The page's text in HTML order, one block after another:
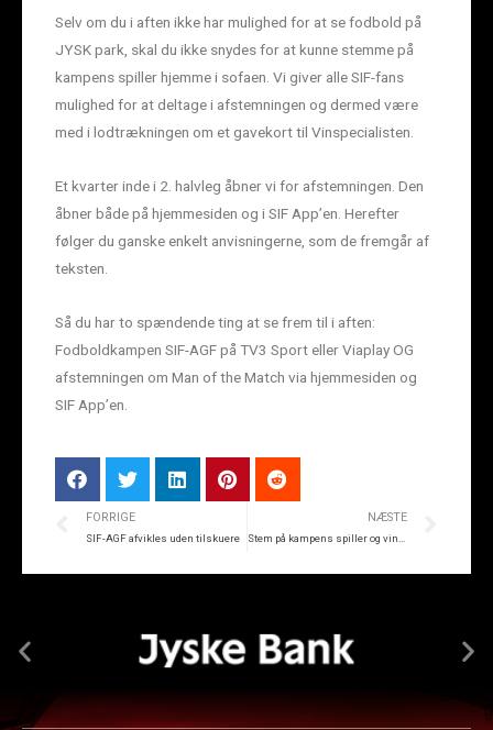
Selv om du i aften ikke har mulighed for at se fodbold på
JYSK park, skal du ikke snydes for at kunne stemme på
kampens spiller hjemme i sofaen. Vi giver alle SIF-fans
mulighed for at deltage i afstemningen og dermed være
med i lodtrækningen om et gavekort til Vinspecialisten.
Et kvarter inde i 2. halvleg åbner vi for afstemningen. Den
åbner både på hjemmesiden og i SIF App’en. Herefter
følger du ganske enkelt anvisningerne, som de fremgår af
teksten.
Så du har to spændende ting at se frem til i aften:
Fodboldkampen SIF-AGF på TV3 Sport eller Viaplay OG
afstemningen om Man of the Match via hjemmesiden og
SIF App’en.
FORRIGE
SIF-AGF afvikles uden tilskuere
NÆSTE